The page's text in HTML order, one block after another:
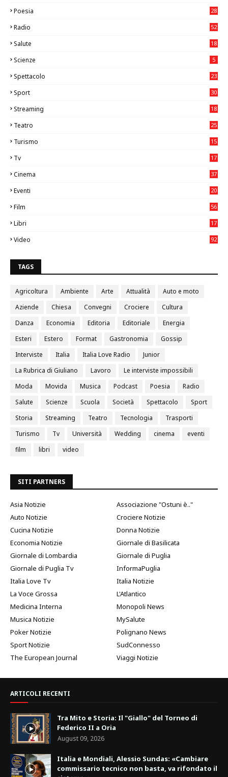
Poesia 28
Radio 52
Salute
18
Scienze 5
Spettacolo 23
Sport
30
Streaming 18
Teatro
25
Turismo
15
Tv
17
Cinema
37
Eventi
20
Film
56
Libri
17
Video
92
TAGS
Agricoltura Ambiente Arte Attualità
Auto e moto
Aziende
Chiesa Convegni Crociere
Cultura
Danza
Economia Editoria Editoriale
Energia
Esteri
Estero Format Gastronomia
Gossip
Interviste
Italia Italia Love Radio
Junior
La Rubrica di Giuliano
Lavoro
Le interviste impossibili
Moda
Movida Musica Podcast Poesia
Radio
Salute
Scienze Scuola Società Spettacolo
Sport
Storia
Streaming Teatro Tecnologia
Trasporti
Turismo
Tv Università Wedding cinema
eventi
film
libri video
SITI PARTNERS
Asia Notizie
Associazione "Ostuni è.."
Auto Notizie
Crociere Notizie
Cucina Notizie
Donna Notizie
Economia Notizie
Giornale di Basilicata
Giornale di Lombardia
Giornale di Puglia
Giornale di Puglia Tv
InformaPuglia
Italia Love Tv
Italia Notizie
La Voce Grossa
L'Atlantico
Medicina Interna
Monopoli News
Musica Notizie
MySalute
Poker Notizie
Polignano News
Sport Notizie
SudConnesso
The European Journal
Viaggi Notizie
ARTICOLI RECENTI
Tra Mito e Storia: Il "Giallo" del Torneo di
Federico II a Oria
August 09, 2026
Italia e Mondiali, Alessio Sundas: «Cambiare
commissario tecnico non basta, va rifondato il